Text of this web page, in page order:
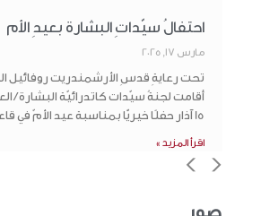
احتفالُ سيّداتِ البشارة بعيدِ الأم
مارس 17, 2025
تحت رعايةِ قدسِ الأرشمندريت روفائيل
أقامت لجنةُ سيّدات كاتدرائيّة البشارة /
15 آذار حفلًا خيريًّا بمناسبة عيد الأمّ في قاعةِ بترا
اقرأ المزيد »
<
>